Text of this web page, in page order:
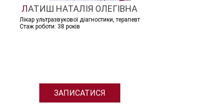
ЛАТИШ НАТАЛІЯ ОЛЕГІВНА
Лікар ультразвукової діагностики, терапевт
Стаж роботи: 38 років
ЗАПИСАТИСЯ